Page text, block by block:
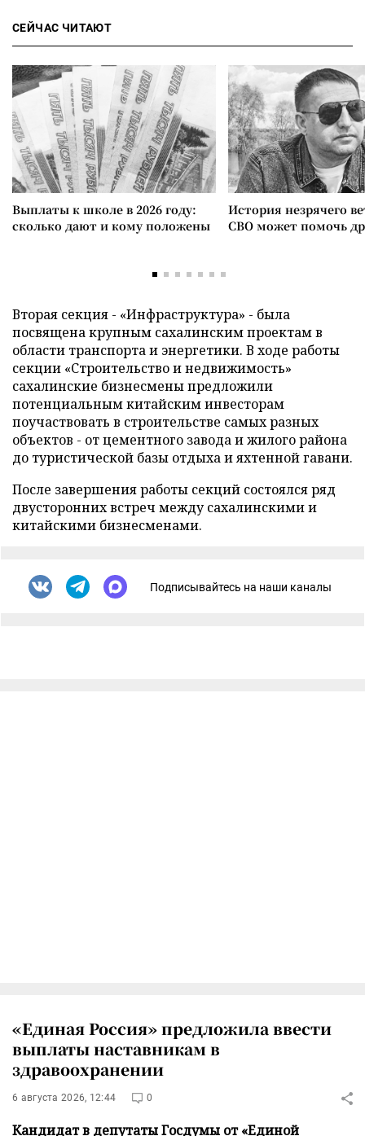
СЕЙЧАС ЧИТАЮТ
Выплаты к школе в 2026 году:
сколько дают и кому положены
История незрячего
СВО может помочь
Вторая секция - «Инфраструктура» - была
посвящена крупным сахалинским проектам в
области транспорта и энергетики. В ходе работы
секции «Строительство и недвижимость»
сахалинские бизнесмены предложили
потенциальным китайским инвесторам
поучаствовать в строительстве самых разных
объектов - от цементного завода и жилого района
до туристической базы отдыха и яхтенной гавани.
После завершения работы секций состоялся ряд
двусторонних встреч между сахалинскими и
китайскими бизнесменами.
Подписывайтесь на наши каналы
«Единая Россия» предложила ввести
выплаты наставникам в
здравоохранении
6 августа 2026, 12:44 0
Кандидат в депутаты Госдумы от «Единой